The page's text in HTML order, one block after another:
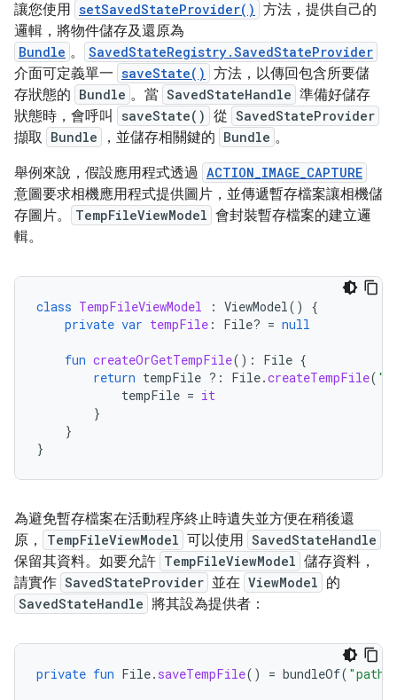
讓您使用 setSavedStateProvider() 方法，提供自己的
邏輯，將物件儲存及還原為
Bundle 。 SavedStateRegistry.SavedStateProvider
介面可定義單一 saveState() 方法，以傳回包含所要儲
存狀態的 Bundle 。當 SavedStateHandle 準備好儲存
狀態時，會呼叫
saveState() 從 SavedStateProvider
擷取 Bundle ，並儲存相關鍵的 Bundle 。
舉例來說，假設應用程式透過 ACTION_IMAGE_CAPTURE
意圖要求相機應用程式提供圖片，並傳遞暫存檔案讓相機儲
存圖片。
TempFileViewModel 會封裝暫存檔案的建立邏
輯。
class TempFileViewModel : ViewModel()
{
private var tempFile : File? = null
fun createOrGetTempFile(): File {
return tempFile ?: File.createTempFile(
tempFile = it
}
}
}
為避免暫存檔案在活動程序終止時遺失並方便在稍後還
原，
TempFileViewModel 可以使用 SavedStateHandle
保留其資料。如要允許 TempFileViewModel 儲存資料，
請實作 SavedStateProvider 並在 ViewModel 的
SavedStateHandle 將其設為提供者：
private fun File. saveTempFile() = bundleOf( "path"